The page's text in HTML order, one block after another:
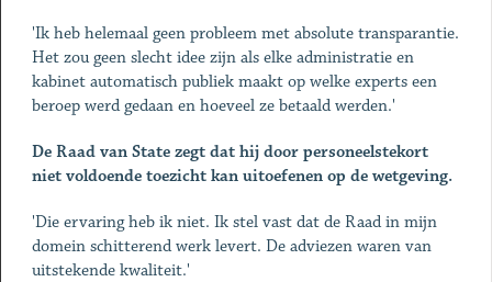
'Ik heb helemaal geen probleem met absolute transparantie.
Het zou geen slecht idee zijn als elke administratie en
kabinet automatisch publiek maakt op welke experts een
beroep werd gedaan en hoeveel ze betaald werden.'
De Raad van State zegt dat hij door personeelstekort
niet voldoende toezicht kan uitoefenen op de wetgeving.
'Die ervaring heb ik niet. Ik stel vast dat de Raad in mijn
domein schitterend werk levert. De adviezen waren van
uitstekende kwaliteit.'